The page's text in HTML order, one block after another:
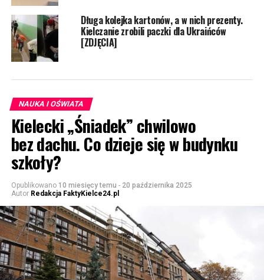
Długa kolejka kartonów, a w nich prezenty.
Kielczanie zrobili paczki dla Ukraińców
[ZDJĘCIA]
NAUKA I OŚWIATA
Kielecki „Śniadek” chwilowo
bez dachu. Co dzieje się w budynku
szkoły?
Opublikowano 10 miesięcy temu - 20 października 2025
Autor Redakcja FaktyKielce24.pl